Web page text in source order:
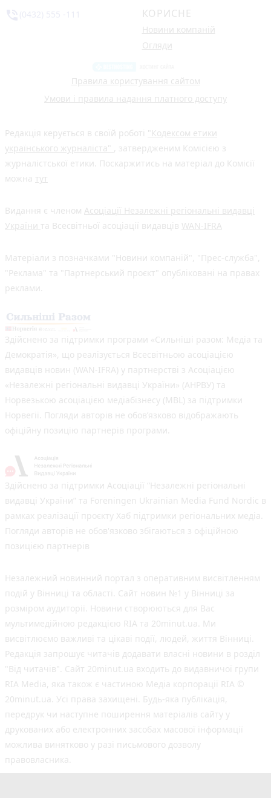
КОРИСНЕ
Новини компаній
Огляди
Правила користування сайтом
Умови і правила надання платного доступу
Редакція керується в своїй роботі "Кодексом етики
українського журналіста" , затвердженим Комісією з
журналістської етики. Поскаржитись на матеріал до Комісії
можна тут
Видання є членом Асоціації Незалежні регіональні видавці
України та Всесвітньої асоціації видавців WAN-IFRA
Матеріали з позначками "Новини компаній", "Прес-служба",
"Реклама" та "Партнерський проєкт" опубліковані на правах
реклами.
Здійснено за підтримки програми «Сильніші разом: Медіа та
Демократія», що реалізується Всесвітньою асоціацією
видавців новин (WAN-IFRA) у партнерстві з Асоціацією
«Незалежні регіональні видавці України» (АНРВУ) та
Норвезькою асоціацією медіабізнесу (MBL) за підтримки
Норвегії. Погляди авторів не обов’язково відображають
офіційну позицію партнерів програми.
Здійснено за підтримки Асоціації “Незалежні регіональні
видавці України” та Foreningen Ukrainian Media Fund Nordic в
рамках реалізації проєкту Хаб підтримки регіональних медіа.
Погляди авторів не обов'язково збігаються з офіційною
позицією партнерів
Незалежний новинний портал з оперативним висвітленням
подій у Вінниці та області. Сайт новин №1 у Вінниці за
розміром аудиторії. Новини створюються для Вас
мультимедійною редакцією RIA та 20minut.ua. Ми
висвітлюємо важливі та цікаві події, людей, життя Вінниці.
Редакція запрошує читачів додавати власні новини в розділ
"Від читачів". Сайт 20minut.ua входить до видавничої групи
RIA Media, яка також є частиною Медіа корпорації RIA ©
20minut.ua. Усі права захищені. Будь-яка публiкацiя,
передрук чи наступне поширення матеріалів сайту у
друкованих або електронних засобах масової інформації
можлива винятково у разі письмового дозволу
правовласника.